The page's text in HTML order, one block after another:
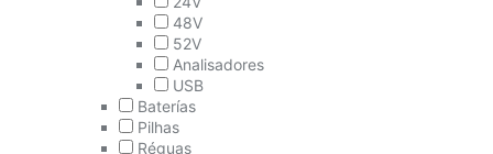
48V
52V
Analisadores
USB
Baterías
Pilhas
Réguas